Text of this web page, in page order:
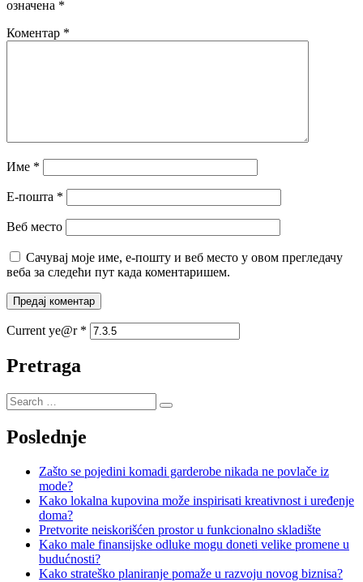
означена *
Коментар *
Име *
Е-пошта *
Веб место
Сачувај моје име, е-пошту и веб место у овом прегледачу
веба за следећи пут када коментаришем.
Current ye@r *
Pretraga
Poslednje
Zašto se pojedini komadi garderobe nikada ne povlače iz
mode?
Kako lokalna kupovina može inspirisati kreativnost i uređenje
doma?
Pretvorite neiskorišćen prostor u funkcionalno skladište
Kako male finansijske odluke mogu doneti velike promene u
budućnosti?
Kako strateško planiranje pomaže u razvoju novog biznisa?